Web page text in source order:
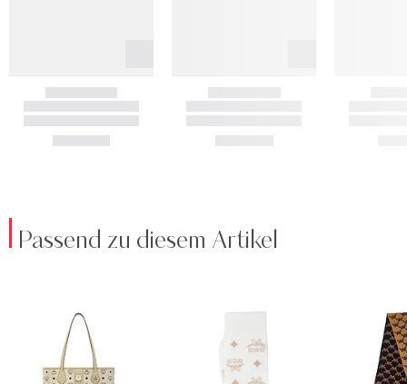
Passend zu diesem Artikel